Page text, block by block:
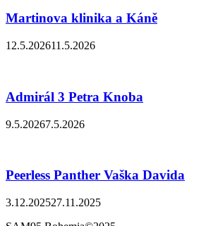
Martinova klinika a Káně
12.5.202611.5.2026
Admirál 3 Petra Knoba
9.5.20267.5.2026
Peerless Panther Vaška Davida
3.12.202527.11.2025